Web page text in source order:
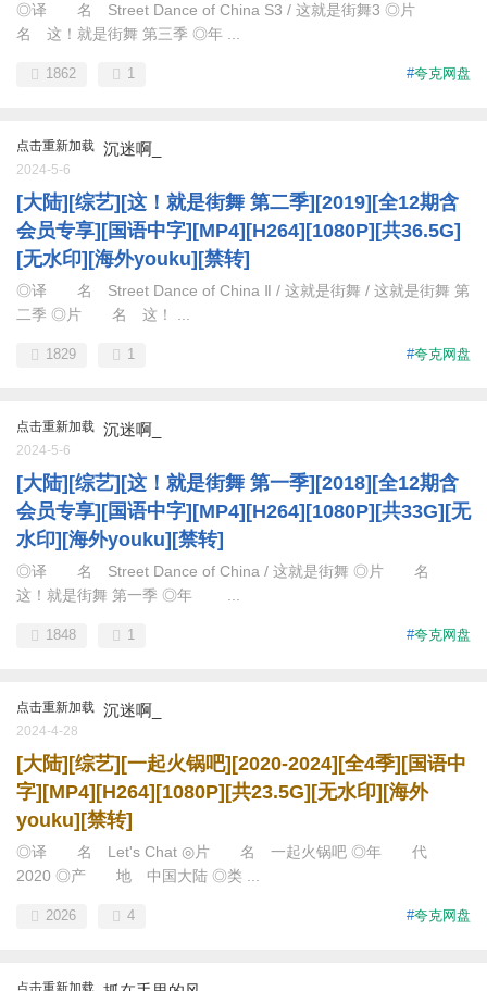
◎译 名 Street Dance of China S3 / 这就是街舞3 ◎片
名 这！就是街舞 第三季 ◎年 ...
#夸克网盘
1862 1
点击重新加载 沉迷啊_
2024-5-6
[大陆][综艺][这！就是街舞 第二季][2019][全12期含
会员专享][国语中字][MP4][H264][1080P][共36.5G]
[无水印][海外youku][禁转]
◎译 名 Street Dance of China Ⅱ / 这就是街舞 / 这就是街舞 第
二季 ◎片 名 这！ ...
#夸克网盘
1829 1
点击重新加载 沉迷啊_
2024-5-6
[大陆][综艺][这！就是街舞 第一季][2018][全12期含
会员专享][国语中字][MP4][H264][1080P][共33G][无
水印][海外youku][禁转]
◎译 名 Street Dance of China / 这就是街舞 ◎片 名
这！就是街舞 第一季 ◎年 ...
#夸克网盘
1848 1
点击重新加载 沉迷啊_
2024-4-28
[大陆][综艺][一起火锅吧][2020-2024][全4季][国语中
字][MP4][H264][1080P][共23.5G][无水印][海外
youku][禁转]
◎译 名 Let's Chat ◎片 名 一起火锅吧 ◎年 代
2020 ◎产 地 中国大陆 ◎类 ...
#夸克网盘
2026 4
点击重新加载